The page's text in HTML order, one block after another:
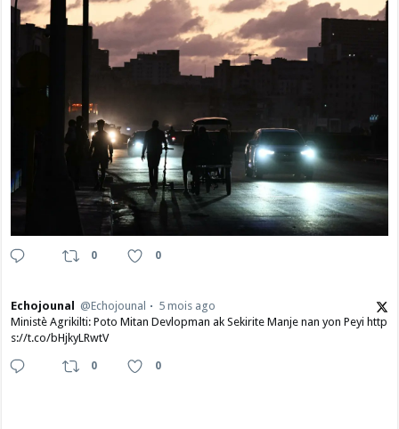
0 0
Echojounal @Echojounal
5 mois ago
Ministè Agrikilti: Poto Mitan Devlopman ak Sekirite Manje nan yon Peyi http
s://t.co/bHjkyLRwtV
0 0